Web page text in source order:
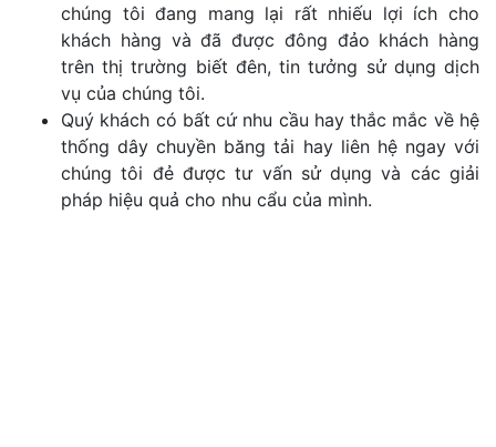
chúng tôi đang mang lại rất nhiếu lợi ích cho
khách hàng và đã được đông đảo khách hàng
trên thị trường biết đên, tin tưởng sử dụng dịch
vụ của chúng tôi.
Quý khách có bất cứ nhu cầu hay thắc mắc về hệ
thống dây chuyền băng tải hay liên hệ ngay với
chúng tôi đẻ được tư vấn sử dụng và các giải
pháp hiệu quả cho nhu cẩu của mình.